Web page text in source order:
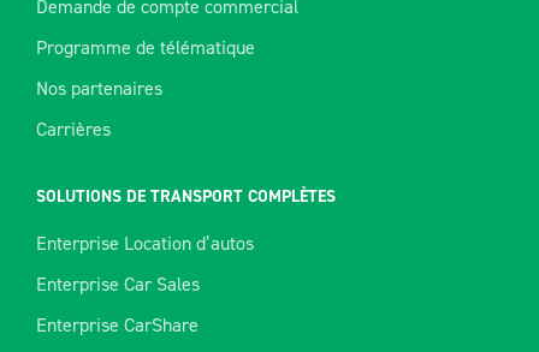
Demande de compte commercial
Programme de télématique
Nos partenaires
Carrières
SOLUTIONS DE TRANSPORT COMPLÈTES
Enterprise Location d’autos
Enterprise Car Sales
Enterprise CarShare